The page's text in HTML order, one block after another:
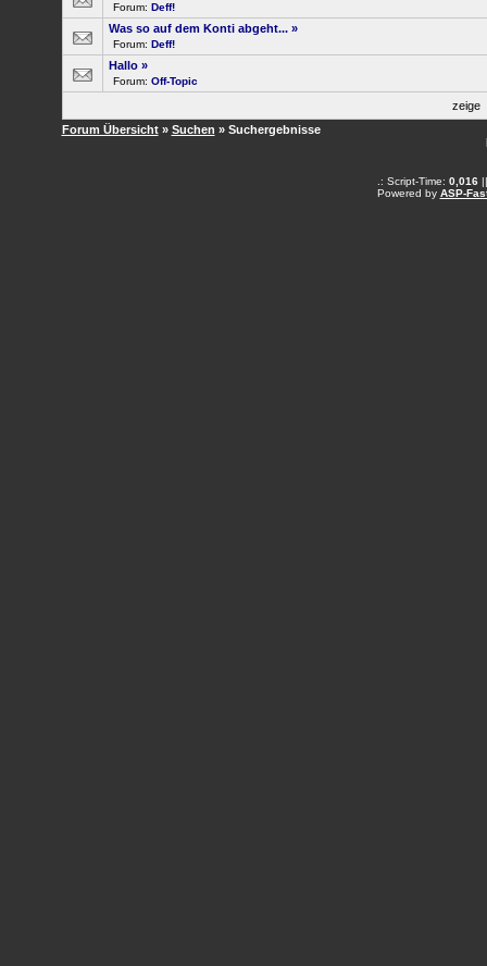
Forum: Deff!
Was so auf dem Konti abgeht... »
Forum: Deff!
Hallo »
Forum: Off-Topic
zeige
Forum Übersicht» Suchen » Suchergebnisse
.: Script-Time: 0,016||
Powered by ASP-